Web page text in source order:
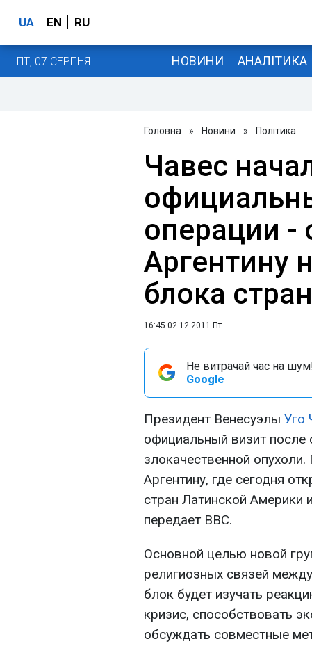
UA EN RU
ПТ, 07 СЕРПНЯ НОВИНИ АНАЛІТИКА
Головна » Новини » Політика
Чавес
операции -
Аргентину
блока
16:45 02.12.2011 Пт
Не витрачай час на
Google
Президент Венесуэлы Уго
официальный визит после
злокачественной
Аргентину, где сегодня
стран Латинской Америки
передает BBC.
Основной целью новой
религиозных связей
блок будет изучать
кризис, способствовать
обсуждать совместные